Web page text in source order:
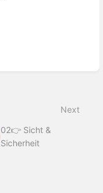
Next
02👉 Sicht &
Sicherheit